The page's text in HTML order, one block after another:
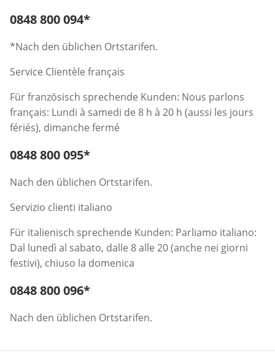
Telefonnummer:
0848 800 094*
*Nach den üblichen Ortstarifen.
Service Clientèle français
Für französisch sprechende Kunden: Nous parlons
français: Lundi à samedi de 8 h à 20 h (aussi les jours
fériés), dimanche fermé
Telefonnummer:
0848 800 095*
Nach den üblichen Ortstarifen.
Servizio clienti italiano
Für italienisch sprechende Kunden: Parliamo italiano:
Dal lunedì al sabato, dalle 8 alle 20 (anche nei giorni
festivi), chiuso la domenica
Telefonnummer:
0848 800 096*
Nach den üblichen Ortstarifen.